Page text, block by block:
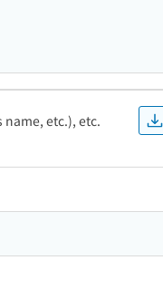
etc.), etc.